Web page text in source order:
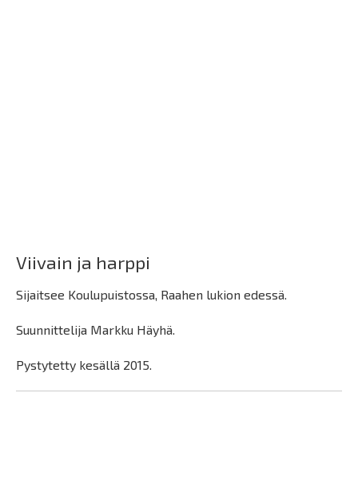
Viivain ja harppi
Sijaitsee Koulupuistossa, Raahen lukion edessä.
Suunnittelija Markku Häyhä.
Pystytetty kesällä 2015.